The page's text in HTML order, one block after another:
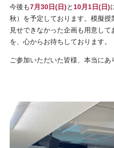
今後も7月30日(日)と 10月1日(日)
秋）を予定しております。模擬
見せできなかった企画も用意し
を、心からお待ちしております。
ご参加いただいた皆様、本当にあ